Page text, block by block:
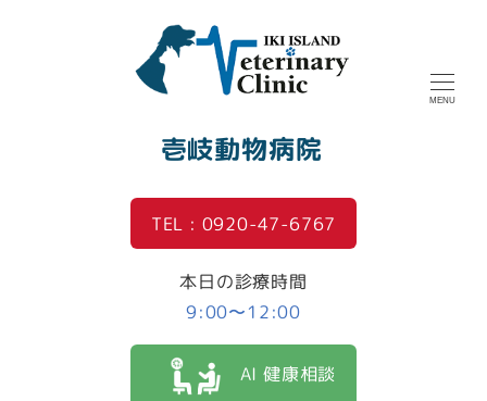
壱岐動物病院
MENU
TEL : 0920-47-6767
本日の診療時間
9:00〜12:00
AI 健康相談